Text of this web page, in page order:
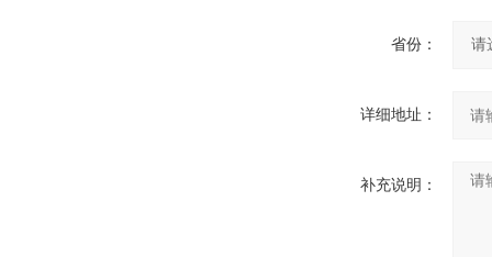
省份：
详细地址：
补充说明：